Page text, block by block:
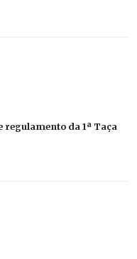
regulamento da 1ª Taça